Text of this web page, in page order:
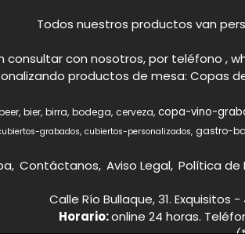
Todos nuestros productos van
consultar con nosotros, por teléfono ,
productos de mesa: Copas
bier birra bodega cerveza copa-vino-
grabados cubiertos-personalizados gastro-
Contáctanos Aviso Legal Política de
Calle Río Bullaque, 31.
Horario:online 24 horas.